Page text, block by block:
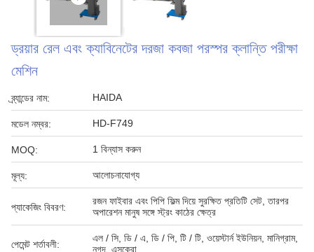
ড্রয়ার রেল এবং ক্যাবিনেটের দরজা কবজা পরস্পর ক্লান্তি পরীক্ষা
মেশিন
ব্র্যান্ডের নাম: HAIDA
মডেল নম্বর: HD-F749
MOQ: 1 বিন্যাস করুন
মূল্য: আলোচনাযোগ্য
প্যাকেজিং বিবরণ:
রজন ফাইবার এবং পিপি ফিল্ম দিয়ে সুরক্ষিত প্রতিটি সেট, তারপর
অপারেশন মানুষ সঙ্গে স্ট্রং কাঠের ক্ষেত্র
পেমেন্ট শর্তাবলী:
এল / সি, ডি / এ, ডি / পি, টি / টি, ওয়েস্টার্ন ইউনিয়ন, মানিগ্রাম,
নগদ, এসক্রো